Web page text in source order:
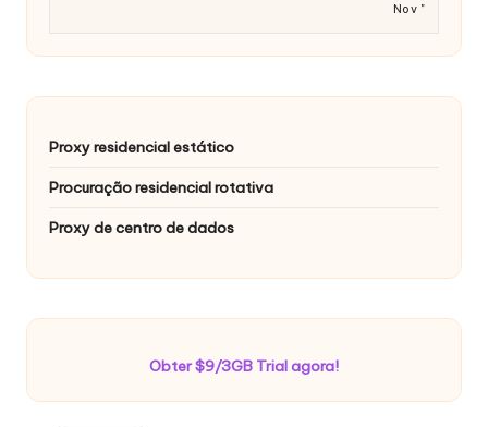
Nov "
Proxy residencial estático
Procuração residencial rotativa
Proxy de centro de dados
Obter $9/3GB Trial agora!